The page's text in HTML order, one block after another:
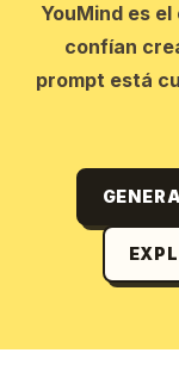
YouMind es
confían
prompt está